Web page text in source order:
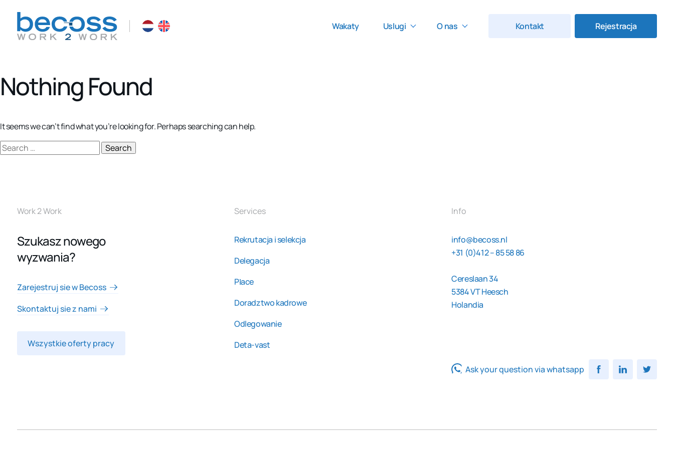
Wakaty Uslugi O nas Kontakt Rejestracja
Nothing Found
It seems we can’t find what you’re looking for. Perhaps searching can help.
Search
for:
Work 2 Work
Szukasz nowego
wyzwania?
Zarejestruj sie w Becoss
Skontaktuj sie z nami
Wszystkie oferty pracy
Services
Rekrutacja i selekcja
Delegacja
Płace
Doradztwo kadrowe
Odlegowanie
Deta-vast
Info
info@becoss.nl
+31 (0)412 – 85 58 86
Cereslaan 34
5384 VT Heesch
Holandia
Ask your question via whatsapp